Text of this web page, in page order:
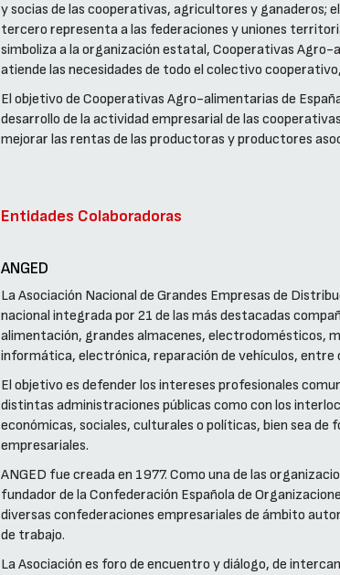
y socias de las cooperativas, agricultores y ganaderos;
tercero representa a las federaciones y uniones
simboliza a la organización estatal, Cooperativas
atiende las necesidades de todo el colectivo
El objetivo de Cooperativas Agro-alimentarias de
desarrollo de la actividad empresarial de las
mejorar las rentas de las productoras y productores
Entidades Colaboradoras
ANGED
La Asociación Nacional de Grandes Empresas de
nacional integrada por 21 de las más destacadas
alimentación, grandes almacenes, electrodomésticos,
informática, electrónica, reparación de vehículos, entre
El objetivo es defender los intereses profesionales
distintas administraciones públicas como con los
económicas, sociales, culturales o políticas, bien sea
empresariales.
ANGED fue creada en 1977. Como una de las
fundador de la Confederación Española de
diversas confederaciones empresariales de ámbito
de trabajo.
La Asociación es foro de encuentro y diálogo, de